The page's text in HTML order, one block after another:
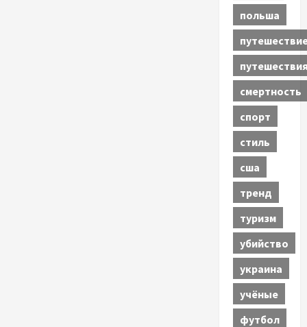
польша
смертность
спорт
стиль
сша
тренд
туризм
убийство
украина
учёные
футбол